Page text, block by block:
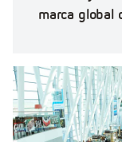
marca global